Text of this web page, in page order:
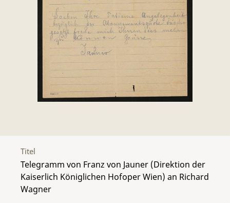
Titel
Telegramm von Franz von Jauner (Direktion der
Kaiserlich Königlichen Hofoper Wien) an Richard
Wagner